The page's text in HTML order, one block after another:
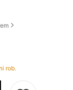
rob.